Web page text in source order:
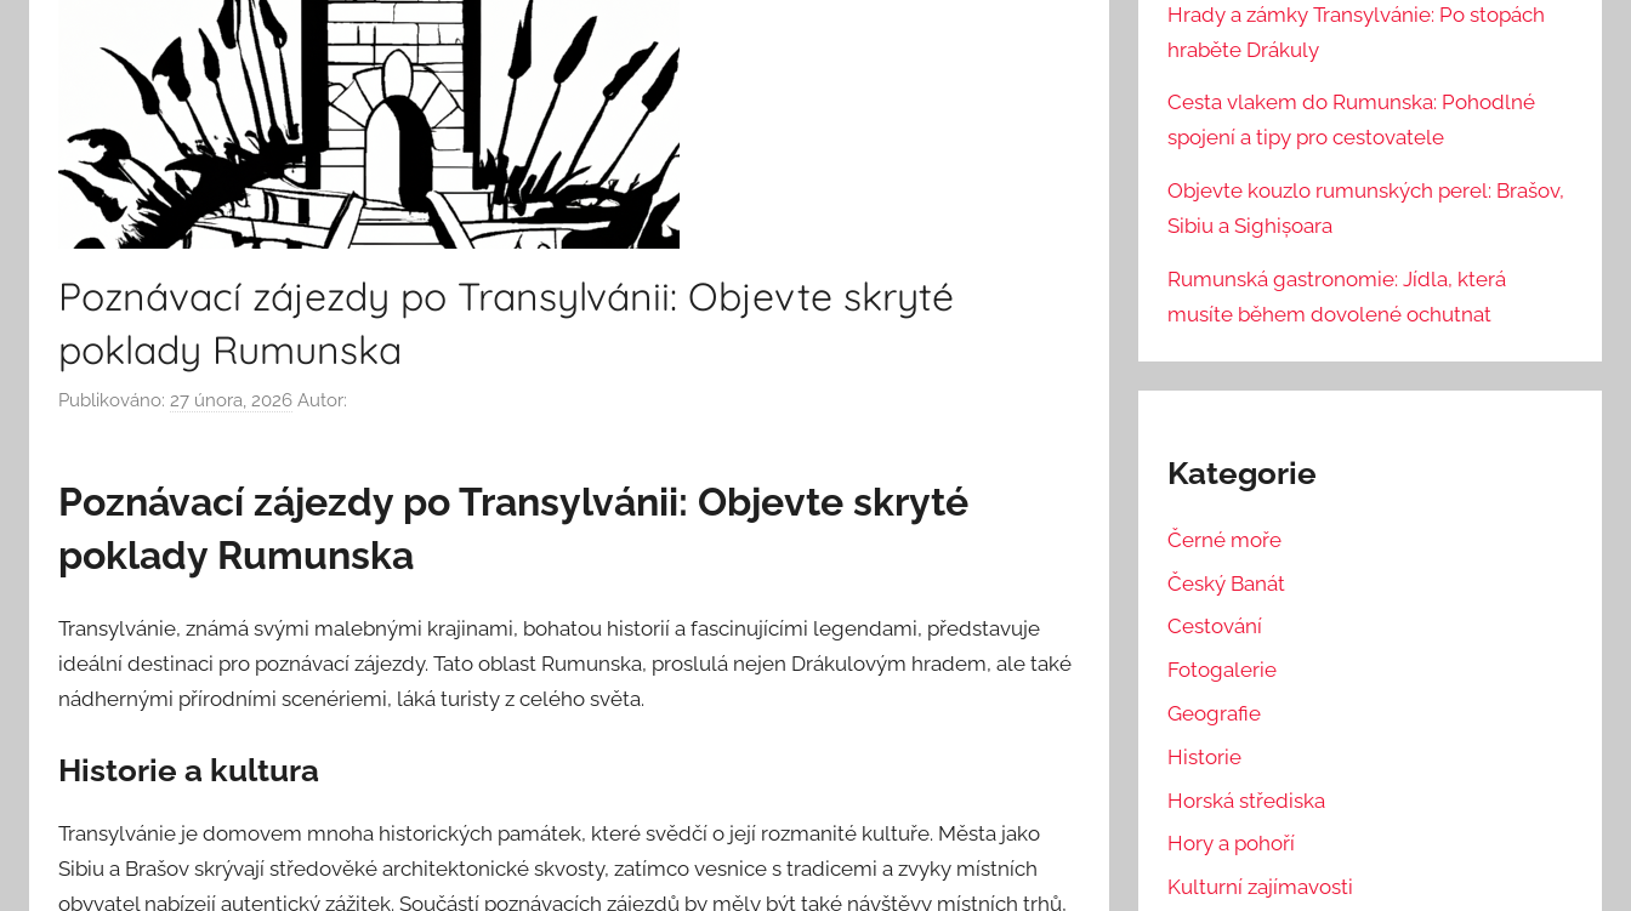
Poznávací zájezdy po Transylvánii: Objevte skryté
poklady Rumunska
Publikováno: 27 února, 2026 Autor:
Poznávací zájezdy po Transylvánii: Objevte skryté
poklady Rumunska
Transylvánie, známá svými malebnými krajinami, bohatou historií a fascinujícími legendami, představuje
ideální destinaci pro poznávací zájezdy. Tato oblast Rumunska, proslulá nejen Drákulovým hradem, ale také
nádhernými přírodními scenériemi, láká turisty z celého světa.
Historie a kultura
Transylvánie je domovem mnoha historických památek, které svědčí o její rozmanité kultuře. Města jako
Sibiu a Brašov skrývají středověké architektonické skvosty, zatímco vesnice s tradicemi a zvyky místních
obyvatel nabízejí autentický zážitek. Součástí poznávacích zájezdů by měly být také návštěvy místních trhů,
Hrady a zámky Transylvánie: Po stopách
hraběte Drákuly
Cesta vlakem do Rumunska: Pohodlné
spojení a tipy pro cestovatele
Objevte kouzlo rumunských perel: Brašov,
Sibiu a Sighișoara
Rumunská gastronomie: Jídla, která
musíte během dovolené ochutnat
Kategorie
Černé moře
Český Banát
Cestování
Fotogalerie
Geografie
Historie
Horská střediska
Hory a pohoří
Kulturní zajímavosti